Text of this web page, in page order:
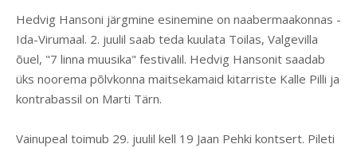
Hedvig Hansoni järgmine esinemine on naabermaakonnas -
Ida-Virumaal. 2. juulil saab teda kuulata Toilas, Valgevilla
õuel, "7 linna muusika" festivalil. Hedvig Hansonit saadab
üks noorema põlvkonna maitsekamaid kitarriste Kalle Pilli ja
kontrabassil on Marti Tärn.
Vainupeal toimub 29. juulil kell 19 Jaan Pehki kontsert. Pileti